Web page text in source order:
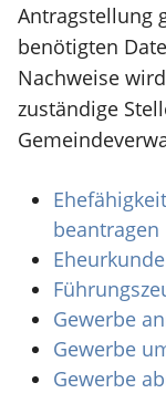
Antragstellung
benötigten
Nachweise
zuständige
beantragen
Gewerbe
Gewerbe
Gewerbe